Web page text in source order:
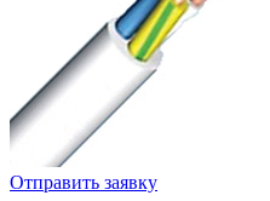
Отправить заявку